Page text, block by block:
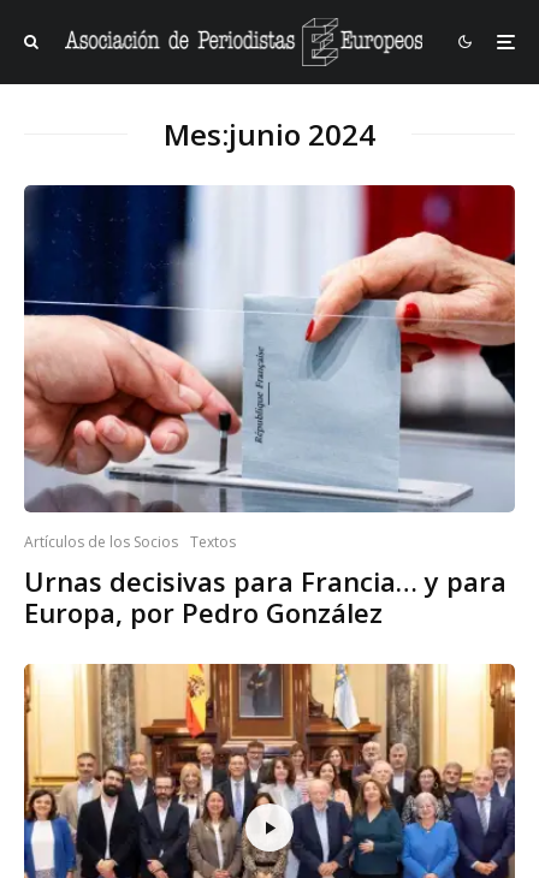
Mes:junio 2024
Artículos de los Socios Textos
Urnas decisivas para Francia… y para
Europa, por Pedro González